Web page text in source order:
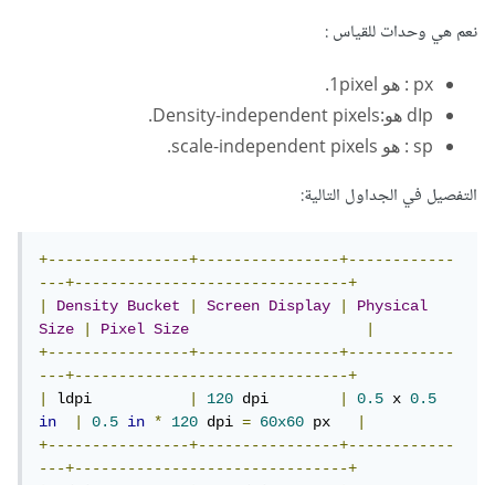
نعم هي وحدات للقياس :
px : هو 1pixel.
dIp هو:Density-independent pixels.
sp : هو scale-independent pixels.
التفصيل في الجداول التالية:
+----------------+----------------+------------
---+-------------------------------+
Density Bucket Screen Display
Physical
Size
Pixel Size
+----------------+----------------+------------
---+-------------------------------+
ldpi 120 dpi 0.5 x 0.5
in
0.5 in * 120 dpi = 60x60 px
+----------------+----------------+------------
---+-------------------------------+